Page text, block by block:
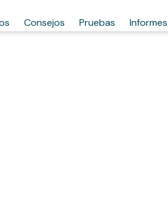
Consejos Pruebas Informes